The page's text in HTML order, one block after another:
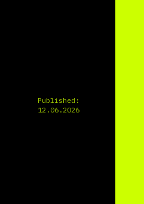
Published:
12.06.2026